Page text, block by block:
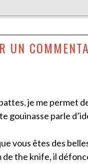
UN
je me permet
parle
vous êtes des
the knife, il